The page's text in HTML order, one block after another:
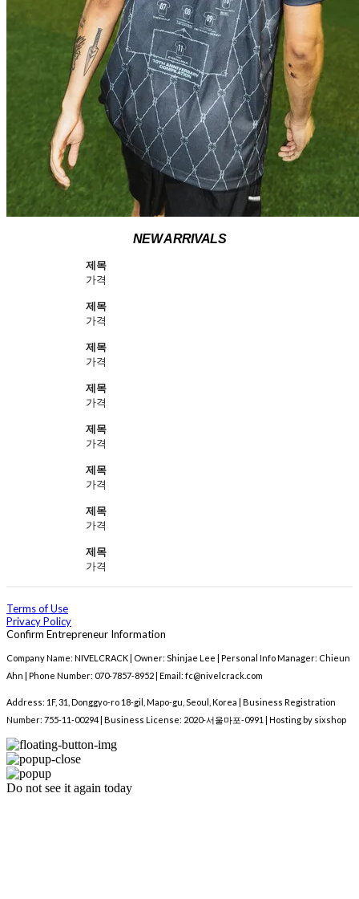
NEW ARRIVALS
제목
가격
제목
가격
제목
가격
제목
가격
제목
가격
제목
가격
제목
가격
제목
가격
Terms of Use
Privacy Policy
Confirm Entrepreneur Information
Company Name: NIVELCRACK | Owner: Shinjae Lee | Personal Info Manager: Chieun
Ahn | Phone Number: 070-7857-8952 | Email: fc@nivelcrack.com
Address: 1F, 31, Donggyo-ro 18-gil, Mapo-gu, Seoul, Korea | Business Registration
Number: 755-11-00294| Business License: 2020-서울마포-0991 | Hosting by sixshop
Do not see it again today